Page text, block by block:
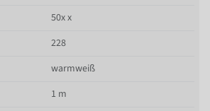
50x x
228
warmweiß
1 m